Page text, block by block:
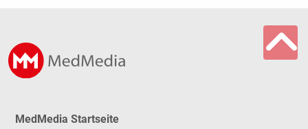
MedMedia Startseite